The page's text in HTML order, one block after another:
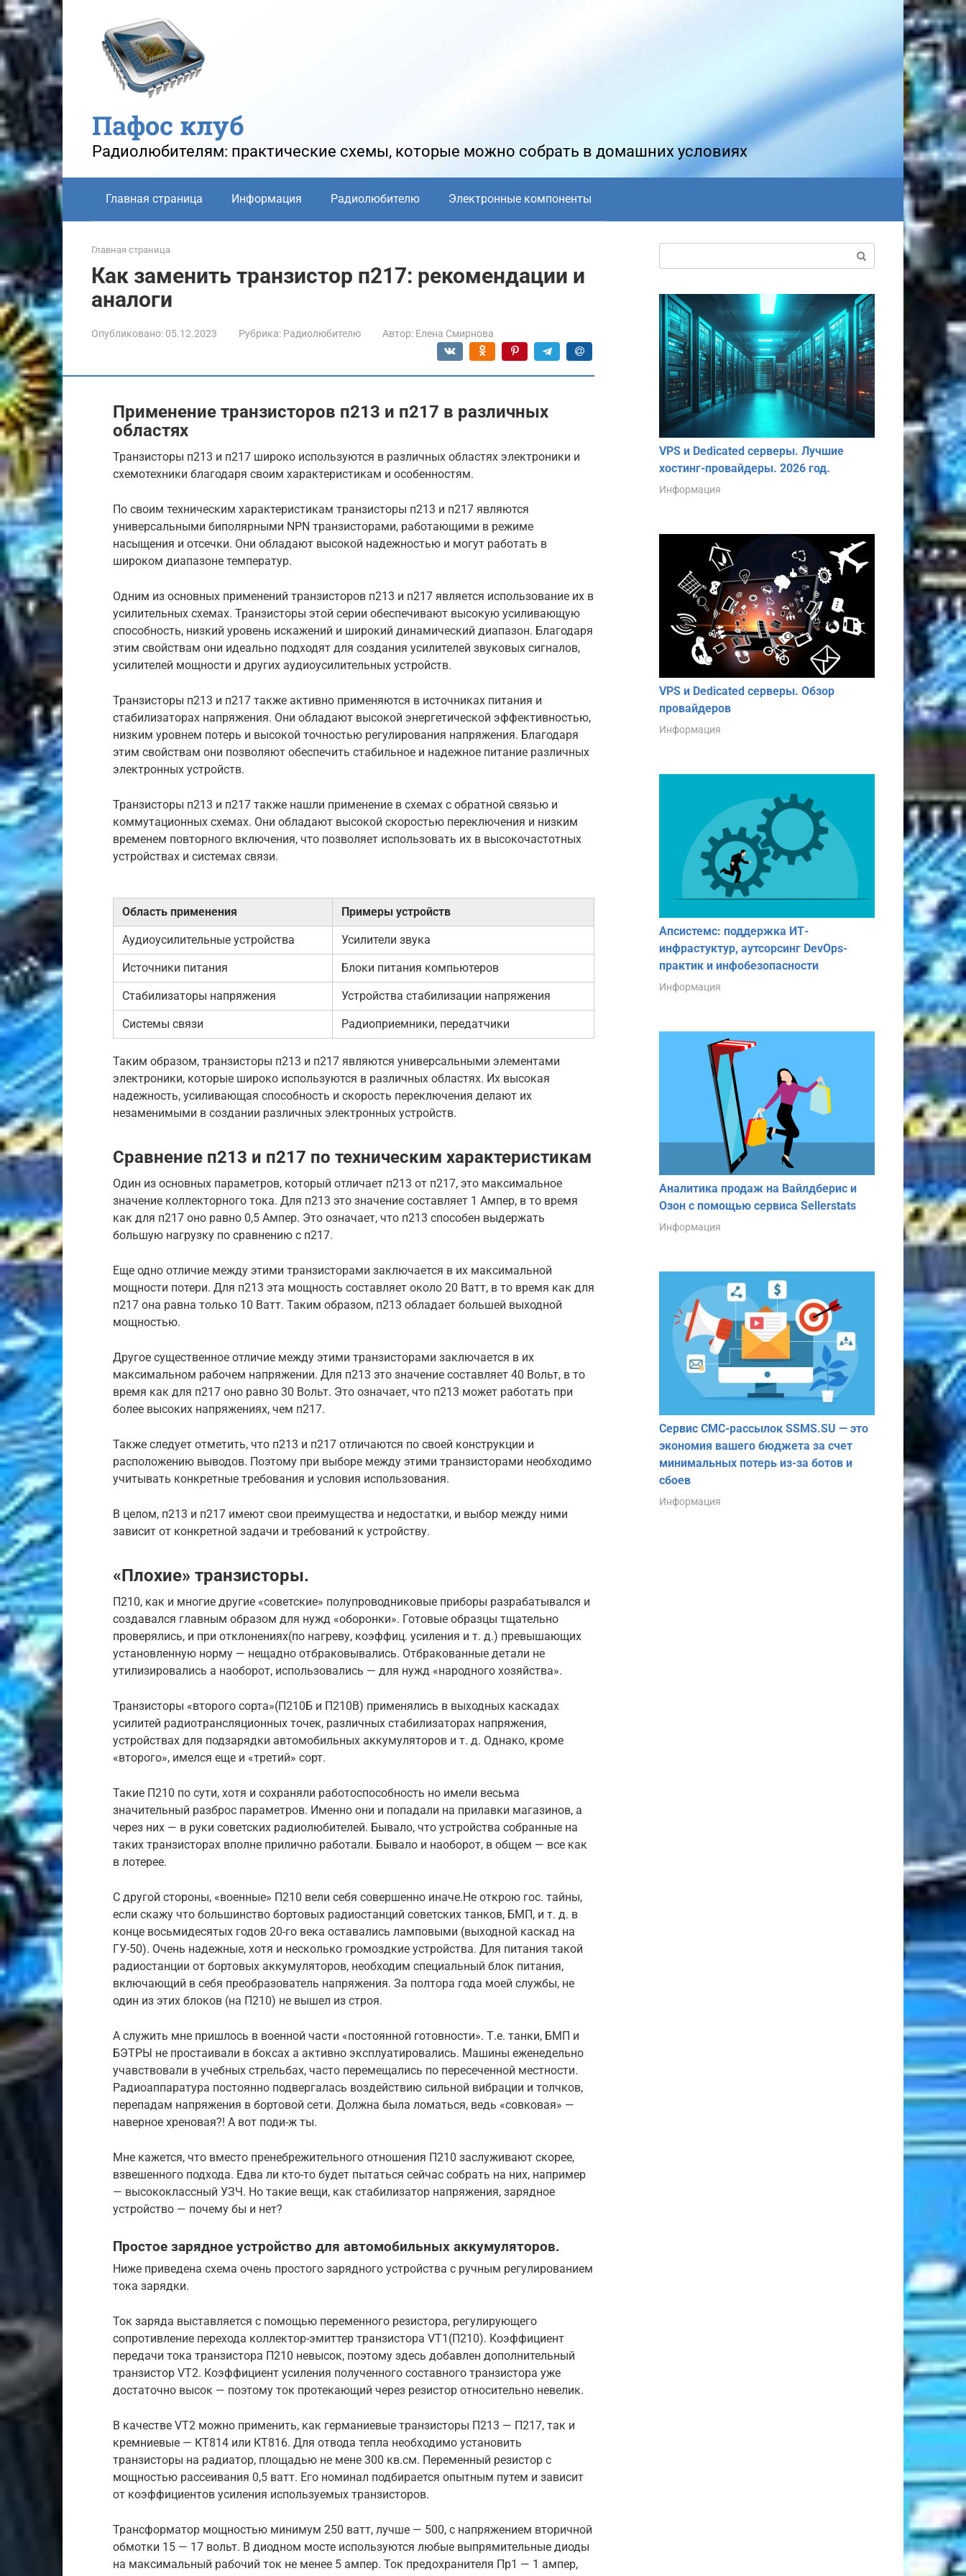
Перейти
к
контенту
Пафос клуб
Радиолюбителям: практические схемы, которые можно собрать в домашних условиях
Главная страница Информация Радиолюбителю Электронные компоненты
Главная страница
Как заменить транзистор п217: рекомендации и
аналоги
Опубликовано: 05.12.2023 Рубрика: Радиолюбителю Автор: Елена Смирнова
Применение транзисторов п213 и п217 в различных
областях
Транзисторы п213 и п217 широко используются в различных областях электроники и
схемотехники благодаря своим характеристикам и особенностям.
По своим техническим характеристикам транзисторы п213 и п217 являются
универсальными биполярными NPN транзисторами, работающими в режиме
насыщения и отсечки. Они обладают высокой надежностью и могут работать в
широком диапазоне температур.
Одним из основных применений транзисторов п213 и п217 является использование их в
усилительных схемах. Транзисторы этой серии обеспечивают высокую усиливающую
способность, низкий уровень искажений и широкий динамический диапазон. Благодаря
этим свойствам они идеально подходят для создания усилителей звуковых сигналов,
усилителей мощности и других аудиоусилительных устройств.
Транзисторы п213 и п217 также активно применяются в источниках питания и
стабилизаторах напряжения. Они обладают высокой энергетической эффективностью,
низким уровнем потерь и высокой точностью регулирования напряжения. Благодаря
этим свойствам они позволяют обеспечить стабильное и надежное питание различных
электронных устройств.
Транзисторы п213 и п217 также нашли применение в схемах с обратной связью и
коммутационных схемах. Они обладают высокой скоростью переключения и низким
временем повторного включения, что позволяет использовать их в высокочастотных
устройствах и системах связи.
Область применения Примеры устройств
Аудиоусилительные устройства Усилители звука
Источники питания Блоки питания компьютеров
Стабилизаторы напряжения Устройства стабилизации напряжения
Системы связи Радиоприемники, передатчики
Таким образом, транзисторы п213 и п217 являются универсальными элементами
электроники, которые широко используются в различных областях. Их высокая
надежность, усиливающая способность и скорость переключения делают их
незаменимыми в создании различных электронных устройств.
Сравнение п213 и п217 по техническим характеристикам
Один из основных параметров, который отличает п213 от п217, это максимальное
значение коллекторного тока. Для п213 это значение составляет 1 Ампер, в то время
как для п217 оно равно 0,5 Ампер. Это означает, что п213 способен выдержать
большую нагрузку по сравнению с п217.
Еще одно отличие между этими транзисторами заключается в их максимальной
мощности потери. Для п213 эта мощность составляет около 20 Ватт, в то время как для
п217 она равна только 10 Ватт. Таким образом, п213 обладает большей выходной
мощностью.
Другое существенное отличие между этими транзисторами заключается в их
максимальном рабочем напряжении. Для п213 это значение составляет 40 Вольт, в то
время как для п217 оно равно 30 Вольт. Это означает, что п213 может работать при
более высоких напряжениях, чем п217.
Также следует отметить, что п213 и п217 отличаются по своей конструкции и
расположению выводов. Поэтому при выборе между этими транзисторами необходимо
учитывать конкретные требования и условия использования.
В целом, п213 и п217 имеют свои преимущества и недостатки, и выбор между ними
зависит от конкретной задачи и требований к устройству.
«Плохие» транзисторы.
П210, как и многие другие «советские» полупроводниковые приборы разрабатывался и
создавался главным образом для нужд «оборонки». Готовые образцы тщательно
проверялись, и при отклонениях(по нагреву, коэффиц. усиления и т. д.) превышающих
установленную норму — нещадно отбраковывались. Отбракованные детали не
утилизировались а наоборот, использовались — для нужд «народного хозяйства».
Транзисторы «второго сорта»(П210Б и П210В) применялись в выходных каскадах
усилитей радиотрансляционных точек, различных стабилизаторах напряжения,
устройствах для подзарядки автомобильных аккумуляторов и т. д. Однако, кроме
«второго», имелся еще и «третий» сорт.
Такие П210 по сути, хотя и сохраняли работоспособность но имели весьма
значительный разброс параметров. Именно они и попадали на прилавки магазинов, а
через них — в руки советских радиолюбителей. Бывало, что устройства собранные на
таких транзисторах вполне прилично работали. Бывало и наоборот, в общем — все как
в лотерее.
С другой стороны, «военные» П210 вели себя совершенно иначе.Не открою гос. тайны,
если скажу что большинство бортовых радиостанций советских танков, БМП, и т. д. в
конце восьмидесятых годов 20-го века оставались ламповыми (выходной каскад на
ГУ-50). Очень надежные, хотя и несколько громоздкие устройства. Для питания такой
радиостанции от бортовых аккумуляторов, необходим специальный блок питания,
включающий в себя преобразователь напряжения. За полтора года моей службы, не
один из этих блоков (на П210) не вышел из строя.
А служить мне пришлось в военной части «постоянной готовности». Т.е. танки, БМП и
БЭТРЫ не простаивали в боксах а активно эксплуатировались. Машины еженедельно
учавствовали в учебных стрельбах, часто перемещались по пересеченной местности.
Радиоаппаратура постоянно подвергалась воздействию сильной вибрации и толчков,
перепадам напряжения в бортовой сети. Должна была ломаться, ведь «совковая» —
наверное хреновая?! А вот поди-ж ты.
Мне кажется, что вместо пренебрежительного отношения П210 заслуживают скорее,
взвешенного подхода. Едва ли кто-то будет пытаться сейчас собрать на них, например
— высококлассный УЗЧ. Но такие вещи, как стабилизатор напряжения, зарядное
устройство — почему бы и нет?
Простое зарядное устройство для автомобильных аккумуляторов.
Ниже приведена схема очень простого зарядного устройства с ручным регулированием
тока зарядки.
Ток заряда выставляется с помощью переменного резистора, регулирующего
сопротивление перехода коллектор-эмиттер транзистора VT1(П210). Коэффициент
передачи тока транзистора П210 невысок, поэтому здесь добавлен дополнительный
транзистор VT2. Коэффициент усиления полученного составного транзистора уже
достаточно высок — поэтому ток протекающий через резистор относительно невелик.
В качестве VT2 можно применить, как германиевые транзисторы П213 — П217, так и
кремниевые — КТ814 или КТ816. Для отвода тепла необходимо установить
транзисторы на радиатор, площадью не мене 300 кв.см. Переменный резистор с
мощностью рассеивания 0,5 ватт. Его номинал подбирается опытным путем и зависит
от коэффициентов усиления используемых транзисторов.
Трансформатор мощностью минимум 250 ватт, лучше — 500, с напряжением вторичной
обмотки 15 — 17 вольт. В диодном мосте используются любые выпрямительные диоды
на максимальный рабочий ток не менее 5 ампер. Ток предохранителя Пр1 — 1 ампер,
VPS и Dedicated серверы. Лучшие
хостинг-провайдеры. 2026 год.
Информация
VPS и Dedicated серверы. Обзор
провайдеров
Информация
Апсистемс: поддержка ИТ-
инфрастуктур, аутсорсинг DevOps-
практик и инфобезопасности
Информация
Аналитика продаж на Вайлдберис и
Озон с помощью сервиса Sellerstats
Информация
Сервис СМС-рассылок SSMS.SU — это
экономия вашего бюджета за счет
минимальных потерь из-за ботов и
сбоев
Информация